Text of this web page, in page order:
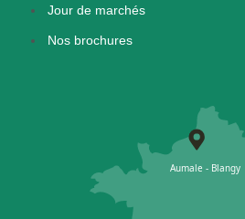
Jour de marchés
Nos brochures